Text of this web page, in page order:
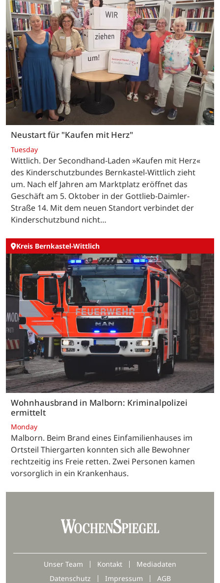
Neustart für "Kaufen mit Herz"
Tuesday
Wittlich. Der Secondhand-Laden »Kaufen mit Herz«
des Kinderschutzbundes Bernkastel-Wittlich zieht
um. Nach elf Jahren am Marktplatz eröffnet das
Geschäft am 5. Oktober in der Gottlieb-Daimler-
Straße 14. Mit dem neuen Standort verbindet der
Kinderschutzbund nicht…
Kreis Bernkastel-Wittlich
Wohnhausbrand in Malborn: Kriminalpolizei
ermittelt
Monday
Malborn. Beim Brand eines Einfamilienhauses im
Ortsteil Thiergarten konnten sich alle Bewohner
rechtzeitig ins Freie retten. Zwei Personen kamen
vorsorglich in ein Krankenhaus.
Unser Team Kontakt
Mediadaten
Datenschutz
Impressum AGB